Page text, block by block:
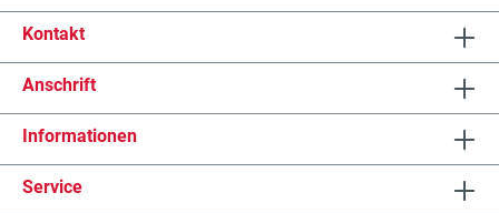
Kontakt
Anschrift
Informationen
Service